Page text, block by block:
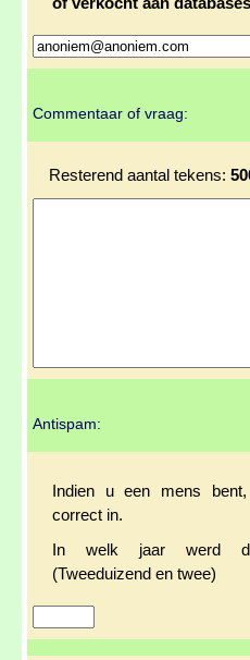
of verkocht aan databases
Commentaar of vraag:
Resterend aantal tekens:
Antispam:
Indien u een mens
correct in.
In welk jaar werd
(Tweeduizend en twee)